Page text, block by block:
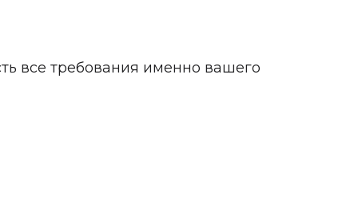
все требования именно вашего